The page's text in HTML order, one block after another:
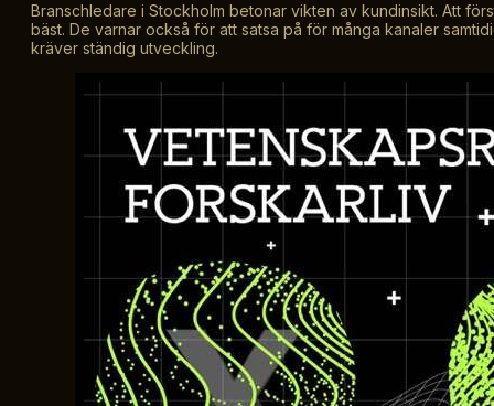
Branschledare i Stockholm betonar vikten av kundinsikt. Att
bäst. De varnar också för att satsa på för många kanaler
kräver ständig utveckling.